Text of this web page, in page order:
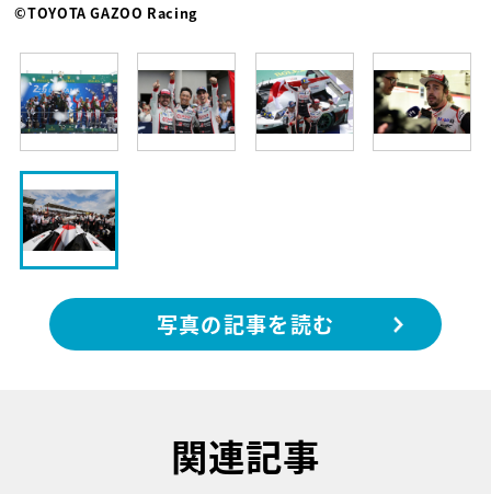
©TOYOTA GAZOO Racing
写真の記事を読む
関連記事